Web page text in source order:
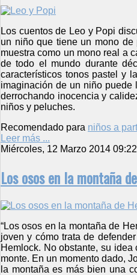
Los cuentos de Leo y Popi
un niño que tiene un mono
muestra como un mono real a
de todo el mundo durante
característicos tonos pastel y
imaginación de un niño puede
derrochando inocencia y
niños y peluches.
Recomendado para niños a
Leer más ...
Miércoles, 12 Marzo 2014 09:22
Los osos en la montaña
“Los osos en la montaña de
joven y cómo trata de
Hemlock. No obstante, su
monte. En un momento dado,
la montaña es más bien una